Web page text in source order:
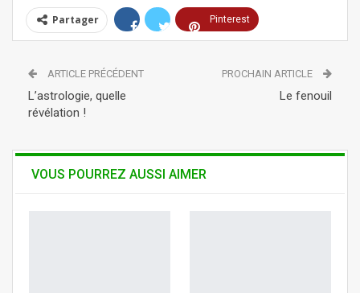
Partager Pinterest
Tumblr Telegram WhatsApp
ARTICLE PRÉCÉDENT
L’astrologie, quelle
révélation !
PROCHAIN ARTICLE
Le fenouil
VOUS POURREZ AUSSI AIMER